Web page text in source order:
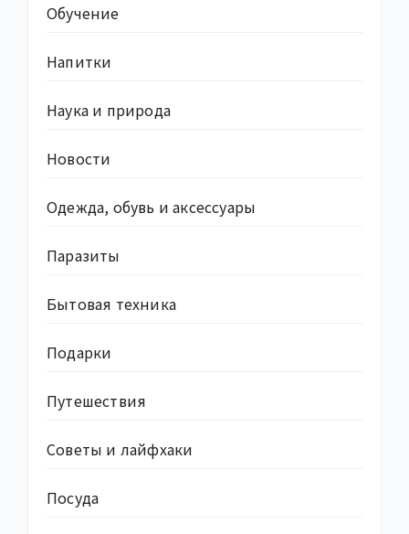
Обучение
Напитки
Наука и природа
Новости
Одежда, обувь и аксессуары
Паразиты
Бытовая техника
Подарки
Путешествия
Советы и лайфхаки
Посуда